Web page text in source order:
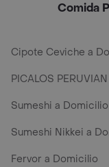
Comida
Cipote Ceviche a
PICALOS
Sumeshi a Domicilio
Sumeshi Nikkei a
Fervor a Domicilio